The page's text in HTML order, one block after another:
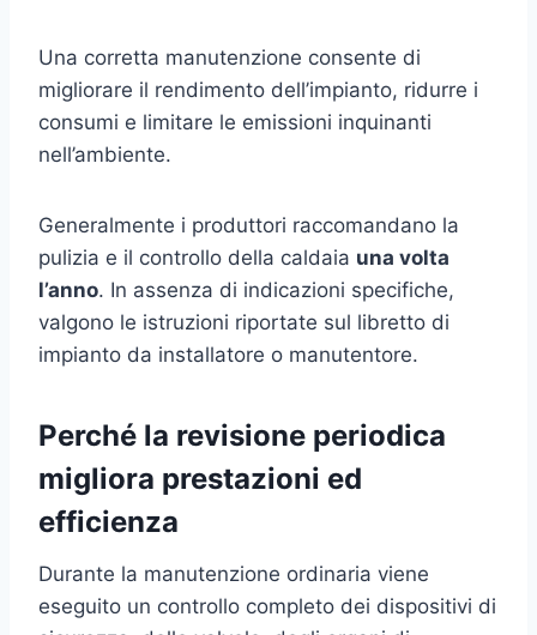
Una corretta manutenzione consente di
migliorare il rendimento dell’impianto, ridurre i
consumi e limitare le emissioni inquinanti
nell’ambiente.
Generalmente i produttori raccomandano la
pulizia e il controllo della caldaia una volta
l’anno. In assenza di indicazioni specifiche,
valgono le istruzioni riportate sul libretto di
impianto da installatore o manutentore.
Perché la revisione periodica
migliora prestazioni ed
efficienza
Durante la manutenzione ordinaria viene
eseguito un controllo completo dei dispositivi di